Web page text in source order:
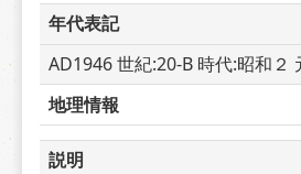
年代表記
AD1946 世紀:20-B 時代:昭和２
地理情報
説明